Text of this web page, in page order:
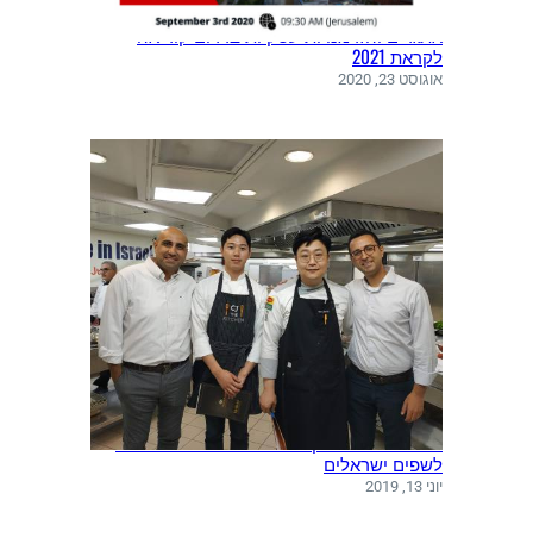
אתגרים והזדמנויות עסקיות בדרום קוריאה
לקראת 2021
אוגוסט 23, 2020
משלחת שפים מקוריאה ערכה סדנאות בישול
לשפים ישראלים
יוני 13, 2019